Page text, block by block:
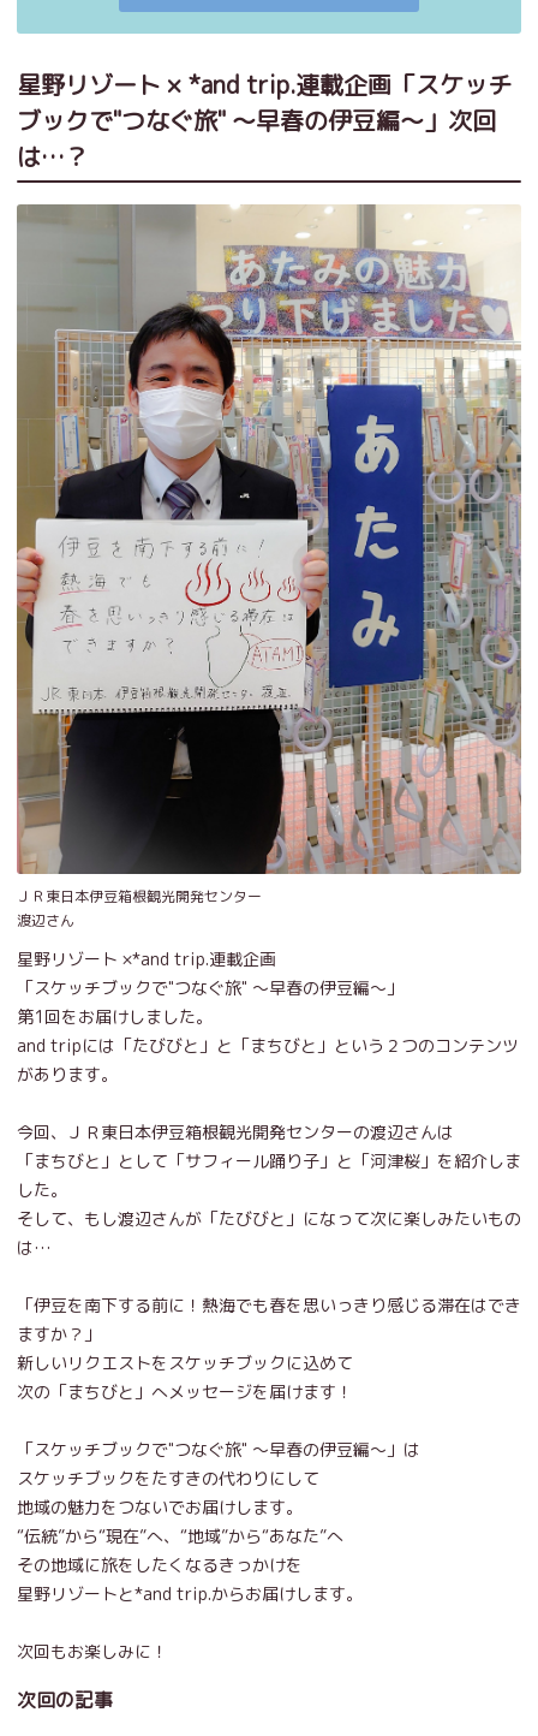
星野リゾート × *and trip.連載企画「スケッチ
ブックで"つなぐ旅" ～早春の伊豆編～」次回
は…？
ＪＲ東日本伊豆箱根観光開発センター
渡辺さん
星野リゾート ×*and trip.連載企画
「スケッチブックで"つなぐ旅" ～早春の伊豆編～」
第1回をお届けしました。
and tripには「たびびと」と「まちびと」という２つのコンテンツ
があります。
今回、ＪＲ東日本伊豆箱根観光開発センターの渡辺さんは
「まちびと」として「サフィール踊り子」と「河津桜」を紹介しま
した。
そして、もし渡辺さんが「たびびと」になって次に楽しみたいもの
は…
「伊豆を南下する前に！熱海でも春を思いっきり感じる滞在はでき
ますか？」
新しいリクエストをスケッチブックに込めて
次の「まちびと」へメッセージを届けます！
「スケッチブックで"つなぐ旅" ～早春の伊豆編～」は
スケッチブックをたすきの代わりにして
地域の魅力をつないでお届けします。
“伝統”から“現在”へ、“地域”から“あなた”へ
その地域に旅をしたくなるきっかけを
星野リゾートと*and trip.からお届けします。
次回もお楽しみに！
次回の記事